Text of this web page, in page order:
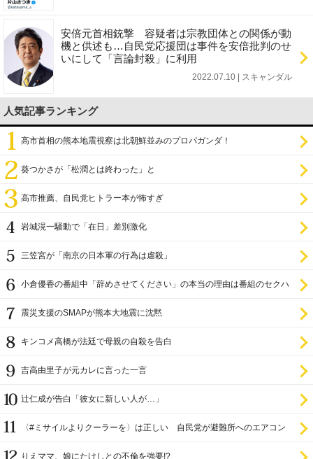
安倍元首相銃撃 容疑者は宗教団体との関係が動
機と供述も…自民党応援団は事件を安倍批判のせ
いにして「言論封殺」に利用
2022.07.10 | スキャンダル
人気記事ランキング
高市首相の熊本地震視察は北朝鮮並みのプロパガンダ！
葵つかさが「松潤とは終わった」と
高市推薦、自民党ヒトラー本が怖すぎ
岩城滉一騒動で「在日」差別激化
三笠宮が「南京の日本軍の行為は虐殺」
小倉優香の番組中「辞めさせてください」の本当の理由は番組のセクハ
震災支援のSMAPが熊本大地震に沈黙
キンコメ高橋が法廷で母親の自殺を告白
吉高由里子が元カレに言った一言
辻仁成が告白「彼女に新しい人が…」
〈#ミサイルよりクーラーを〉は正しい 自民党が避難所へのエアコン
りえママ、娘にたけしとの不倫を強要!?